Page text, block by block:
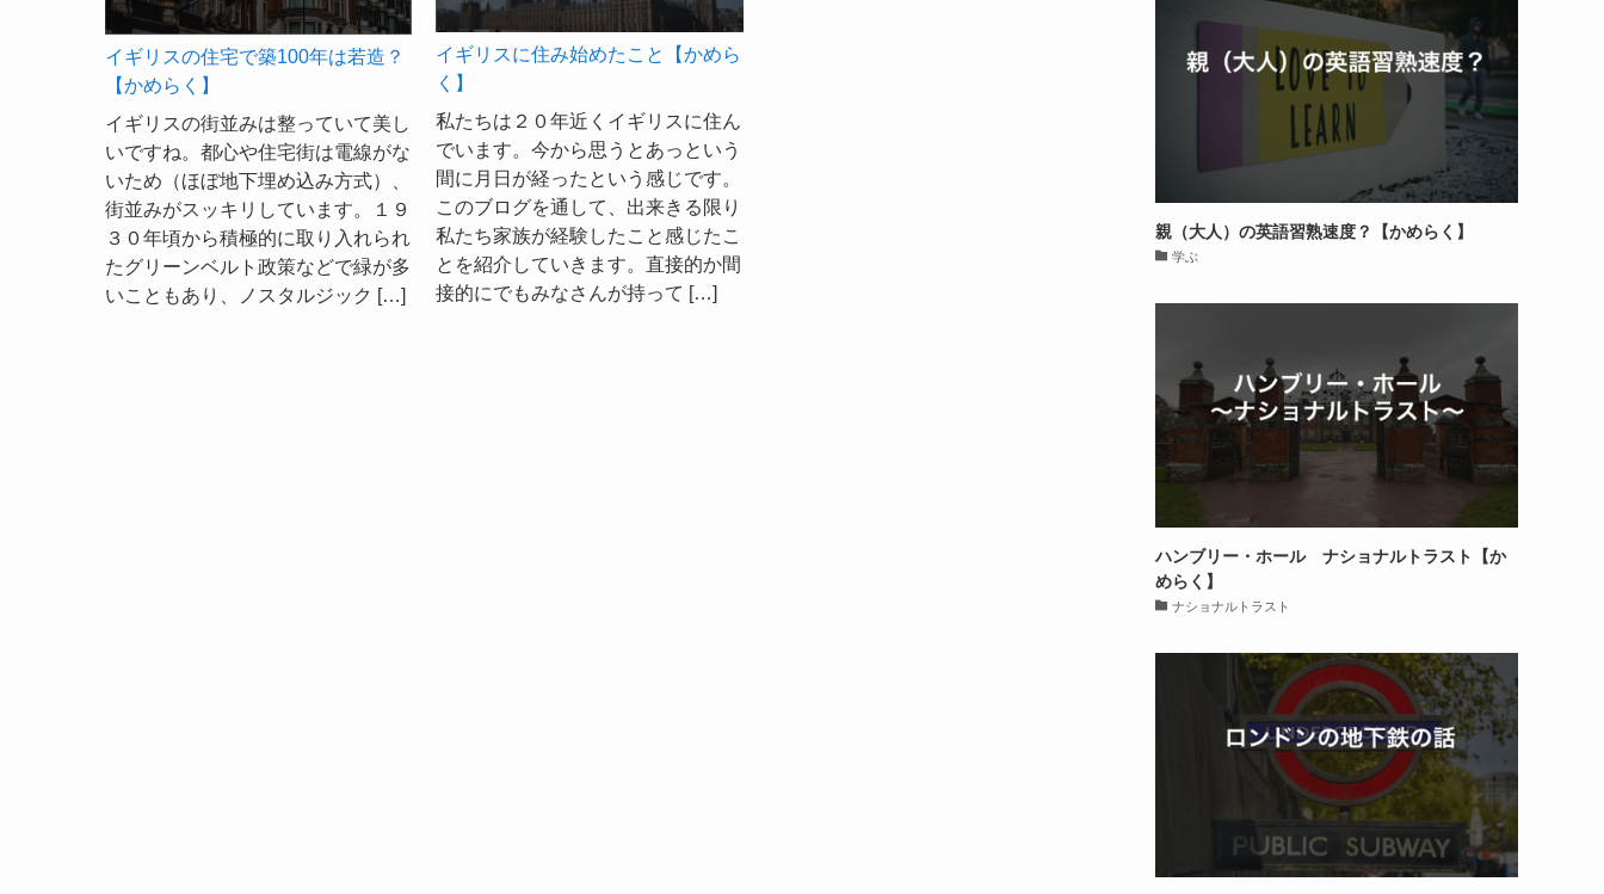
イギリスの住宅で築100年は若造？
【かめらく】
イギリスの街並みは整っていて美し
いですね。都心や住宅街は電線がな
いため（ほぼ地下埋め込み方式）、
街並みがスッキリしています。１９
３０年頃から積極的に取り入れられ
たグリーンベルト政策などで緑が多
いこともあり、ノスタルジック […]
イギリスに住み始めたこと【かめら
く】
私たちは２０年近くイギリスに住ん
でいます。今から思うとあっという
間に月日が経ったという感じです。
このブログを通して、出来きる限り
私たち家族が経験したこと感じたこ
とを紹介していきます。直接的か間
接的にでもみなさんが持って […]
親（大人）の英語習熟速度？【かめらく】
学ぶ
ハンブリー・ホール ナショナルトラスト【か
めらく】
ナショナルトラスト